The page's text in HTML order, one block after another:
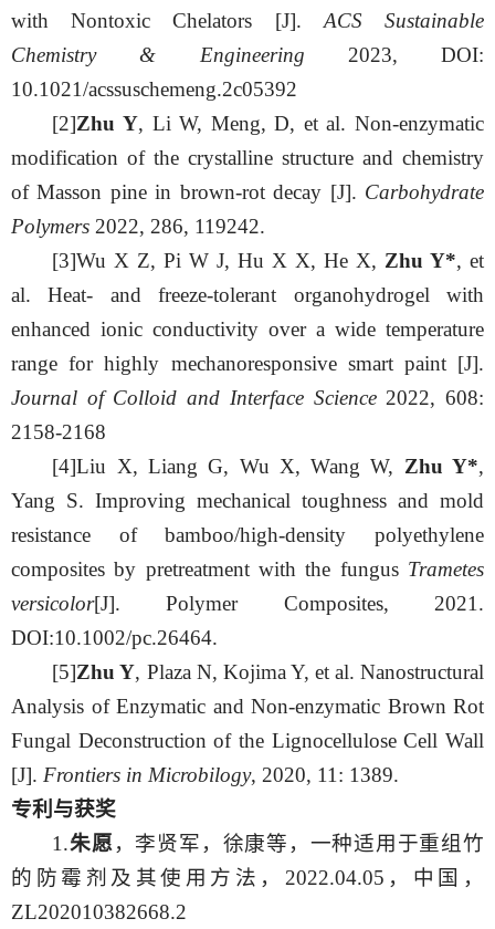
with Nontoxic Chelators [J]. ACS Sustainable
Chemistry & Engineering
2023,
DOI:
10.1021/acssuschemeng.2c05392
[2]Zhu Y, Li W, Meng, D, et al. Non-enzymatic
modification of the crystalline structure and chemistry
of Masson pine in brown-rot decay [J]. Carbohydrate
Polymers 2022, 286, 119242.
[3]Wu X Z, Pi W J, Hu X X, He X, Zhu Y*, et
al.
Heat- and freeze-tolerant organohydrogel with
enhanced ionic conductivity over a wide temperature
range for highly mechanoresponsive smart paint [J].
Journal of Colloid and Interface Science 2022, 608:
2158-2168
[4]Liu X, Liang G, Wu X, Wang W, Zhu Y*,
Yang S. Improving mechanical toughness and mold
resistance of bamboo/high-density polyethylene
composites by pretreatment with the fungus Trametes
versicolor[J]. Polymer Composites, 2021.
DOI:10.1002/pc.26464.
[5]Zhu Y, Plaza N, Kojima Y, et al. Nanostructural
Analysis of Enzymatic and Non-enzymatic Brown Rot
Fungal Deconstruction of the Lignocellulose Cell Wall
[J]. Frontiers in Microbilogy, 2020, 11: 1389.
专利与获奖
1.朱愿 ，李贤军，徐康等，一种适用于重组竹
的防霉剂及其使用方法， 2022.04.05，中国，
ZL202010382668.2